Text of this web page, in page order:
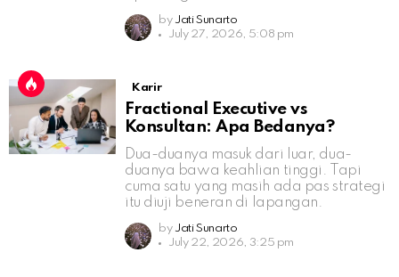
by Jati Sunarto
July 27, 2026, 5:08 pm
Karir
Fractional Executive vs
Konsultan: Apa Bedanya?
Dua-duanya masuk dari luar, dua-
duanya bawa keahlian tinggi. Tapi
cuma satu yang masih ada pas strategi
itu diuji beneran di lapangan.
by Jati Sunarto
July 22, 2026, 3:25 pm